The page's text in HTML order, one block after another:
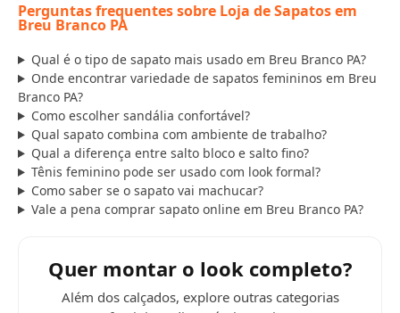
Perguntas frequentes sobre Loja de Sapatos em
Breu Branco PA
Qual é o tipo de sapato mais usado em Breu Branco PA?
Onde encontrar variedade de sapatos femininos em Breu
Branco PA?
Como escolher sandália confortável?
Qual sapato combina com ambiente de trabalho?
Qual a diferença entre salto bloco e salto fino?
Tênis feminino pode ser usado com look formal?
Como saber se o sapato vai machucar?
Vale a pena comprar sapato online em Breu Branco PA?
Quer montar o look completo?
Além dos calçados, explore outras categorias